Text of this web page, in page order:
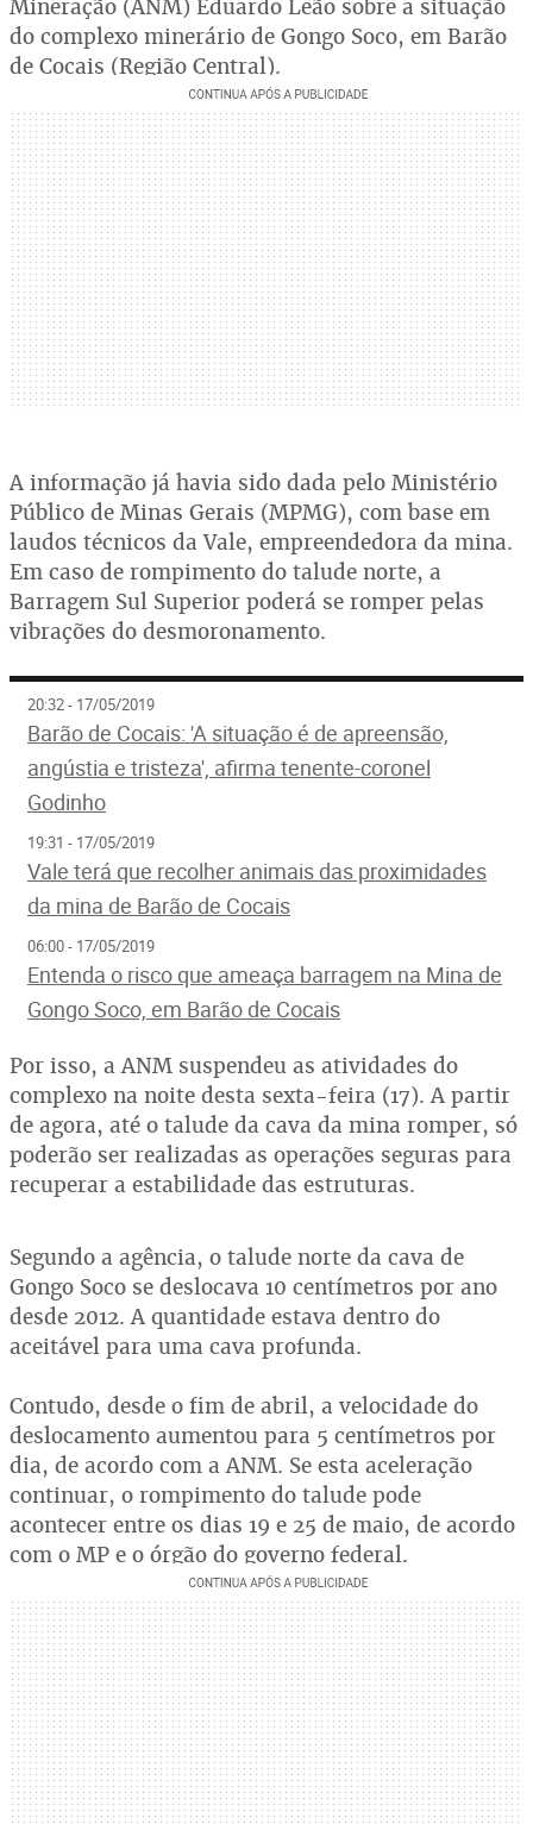
Mineração (ANM) Eduardo Leão sobre a situação
do complexo minerário de Gongo Soco, em Barão
de Cocais (Região Central).
A informação já havia sido dada pelo Ministério
Público de Minas Gerais (MPMG), com base em
laudos técnicos da Vale, empreendedora da mina.
Em caso de rompimento do talude norte, a
Barragem Sul Superior poderá se romper pelas
vibrações do desmoronamento.
20:32 - 17/05/2019
Barão de Cocais: 'A situação é de apreensão,
angústia e tristeza', afirma tenente-coronel
Godinho
19:31 - 17/05/2019
Vale terá que recolher animais das proximidades
da mina de Barão de Cocais
06:00 - 17/05/2019
Entenda o risco que ameaça barragem na Mina de
Gongo Soco, em Barão de Cocais
Por isso, a ANM suspendeu as atividades do
complexo na noite desta sexta-feira (17). A partir
de agora, até o talude da cava da mina romper, só
poderão ser realizadas as operações seguras para
recuperar a estabilidade das estruturas.
Segundo a agência, o talude norte da cava de
Gongo Soco se deslocava 10 centímetros por ano
desde 2012. A quantidade estava dentro do
aceitável para uma cava profunda.
Contudo, desde o fim de abril, a velocidade do
deslocamento aumentou para 5 centímetros por
dia, de acordo com a ANM. Se esta aceleração
continuar, o rompimento do talude pode
acontecer entre os dias 19 e 25 de maio, de acordo
com o MP e o órgão do governo federal.